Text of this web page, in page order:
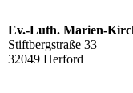
Ev.-Luth. Marien-
Stiftbergstraße 33
32049 Herford